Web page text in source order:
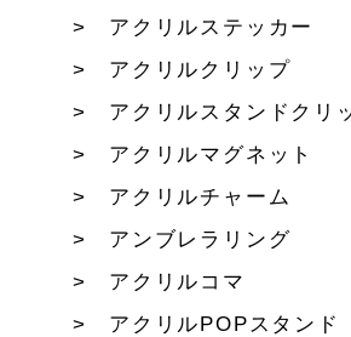
アクリルステッカー
アクリルクリップ
アクリルスタンドクリ
アクリルマグネット
アクリルチャーム
アンブレラリング
アクリルコマ
アクリルPOPスタンド